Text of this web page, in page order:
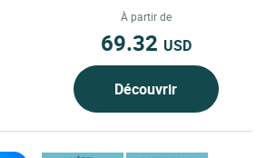
À partir de
69.32 USD
Découvrir